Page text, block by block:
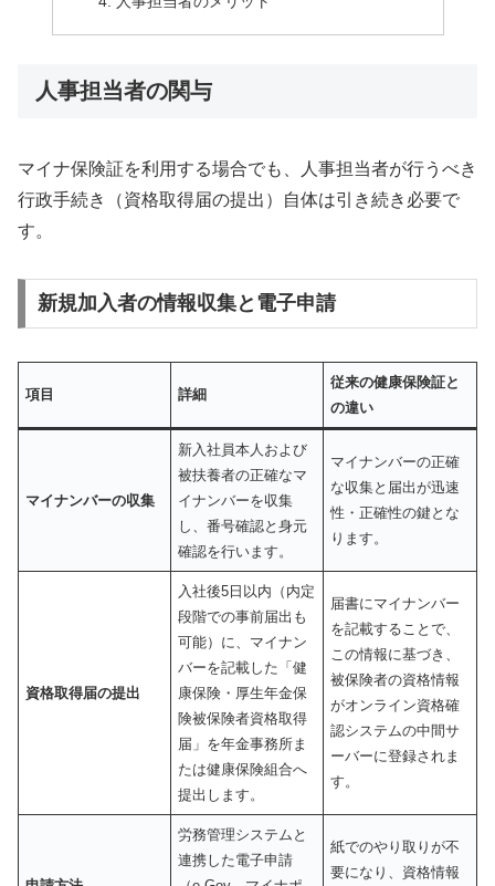
人事担当者の関与
マイナ保険証を利用する場合でも、人事担当者が行うべき
行政手続き（資格取得届の提出）自体は引き続き必要で
す。
新規加入者の情報収集と電子申請
項目 詳細
従来の健康保険証と
の違い
マイナンバーの収集
新入社員本人および
被扶養者の正確なマ
イナンバーを収集
し、番号確認と身元
確認を行います。
マイナンバーの正確
な収集と届出が迅速
性・正確性の鍵とな
ります。
資格取得届の提出
入社後5日以内（内定
段階での事前届出も
可能）に、マイナン
バーを記載した「健
康保険・厚生年金保
険被保険者資格取得
届」を年金事務所ま
たは健康保険組合へ
提出します。
届書にマイナンバー
を記載することで、
この情報に基づき、
被保険者の資格情報
がオンライン資格確
認システムの中間サ
ーバーに登録されま
す。
労務管理システムと
連携した電子申請
紙でのやり取りが不
要になり、資格情報